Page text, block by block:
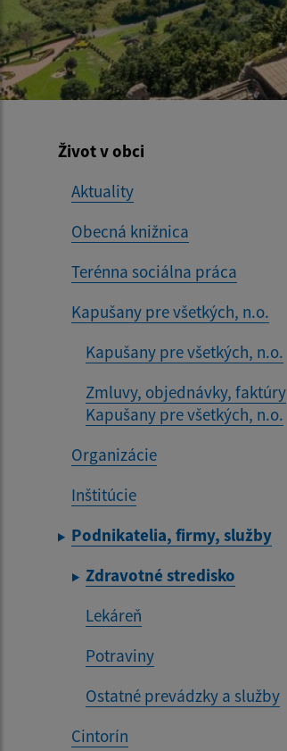
Život v obci
Aktuality
Obecná knižnica
Terénna sociálna práca
Kapušany pre všetkých, n.o.
Kapušany pre všetkých, n.o.
Zmluvy, objednávky, faktúry
Kapušany pre všetkých, n.o.
Organizácie
Inštitúcie
Podnikatelia, firmy, služby
Zdravotné stredisko
Lekáreň
Potraviny
Ostatné prevádzky a služby
Cintorín